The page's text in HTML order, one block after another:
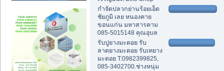
กำจัดปลวกย่านร้อยเอ็ด
ชัยภูมิ เลย หนองคาย
ขอนแก่น มหาสารคาม
085-5015148 คุณอุบล
รับปูยางมะตอย รับ
ลาดยางมะตอย รับเทยาง
มะตอย T:0982399825,
085-3402700.ช่างหนุ่ม